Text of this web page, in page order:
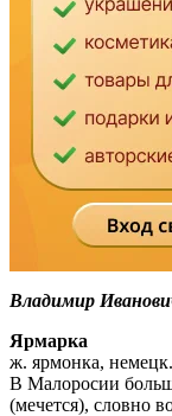
Владимир
Ярмарка
ж. ярмонка,
В Малоросии
(мечется), словно